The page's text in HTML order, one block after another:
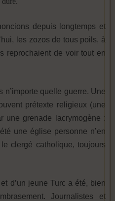
depuis longtemps et
les zozos de tous poils, à
reprochaient de voir tout en
n’importe quelle guerre. Une
prétexte religieux (une
une grenade lacrymogène :
une église personne n’en
clergé catholique, toujours
d’un jeune Turc a été, bien
Journalistes et